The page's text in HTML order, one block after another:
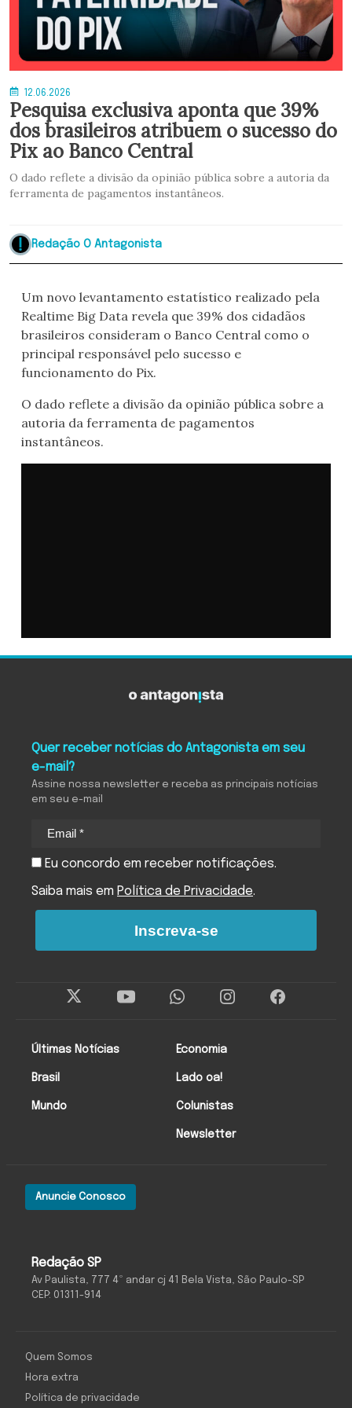
12.06.2026
Pesquisa exclusiva aponta que 39%
dos brasileiros atribuem o sucesso do
Pix ao Banco Central
O dado reflete a divisão da opinião pública sobre a autoria da
ferramenta de pagamentos instantâneos.
Redação O Antagonista
Um novo levantamento estatístico realizado pela
Realtime Big Data revela que 39% dos cidadãos
brasileiros consideram o Banco Central como o
principal responsável pelo sucesso e
funcionamento do Pix.
O dado reflete a divisão da opinião pública sobre a
autoria da ferramenta de pagamentos
instantâneos.
Redação SP
Av Paulista, 777 4º andar cj 41 Bela Vista, São Paulo-SP
CEP: 01311-914
Anuncie Conosco
Últimas Notícias
Brasil
Mundo
Economia
Lado oa!
Colunistas
Newsletter
Quer receber notícias do Antagonista em seu
e-mail?
Assine nossa newsletter e receba as principais notícias
em seu e-mail
Eu concordo em receber notificações.
Saiba mais em Política de Privacidade.
Inscreva-se
Quem Somos
Hora extra
Política de privacidade